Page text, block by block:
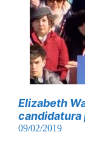
Elizabeth
candidatura
09/02/2019